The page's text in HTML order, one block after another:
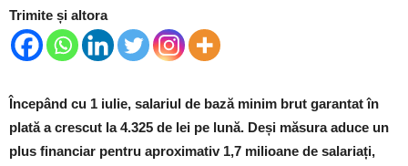
Trimite și altora
Începând cu 1 iulie, salariul de bază minim brut garantat în
plată a crescut la 4.325 de lei pe lună. Deși măsura aduce un
plus financiar pentru aproximativ 1,7 milioane de salariați,